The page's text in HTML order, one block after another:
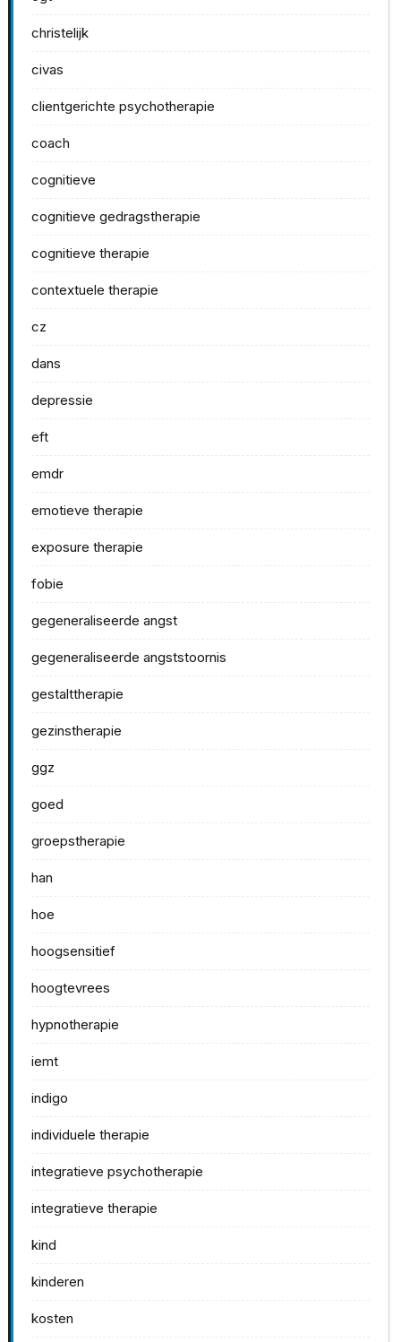
christelijk
civas
clientgerichte psychotherapie
coach
cognitieve
cognitieve gedragstherapie
cognitieve therapie
contextuele therapie
cz
dans
depressie
eft
emdr
emotieve therapie
exposure therapie
fobie
gegeneraliseerde angst
gegeneraliseerde angststoornis
gestalttherapie
gezinstherapie
ggz
goed
groepstherapie
han
hoe
hoogsensitief
hoogtevrees
hypnotherapie
iemt
indigo
individuele therapie
integratieve psychotherapie
integratieve therapie
kind
kinderen
kosten